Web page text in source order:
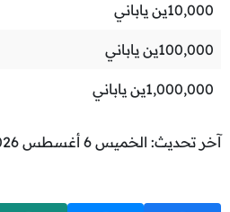
10,000ين ياباني
100,000ين ياباني
1,000,000ين ياباني
آخر تحديث: الخميس 6 أغسطس 2026